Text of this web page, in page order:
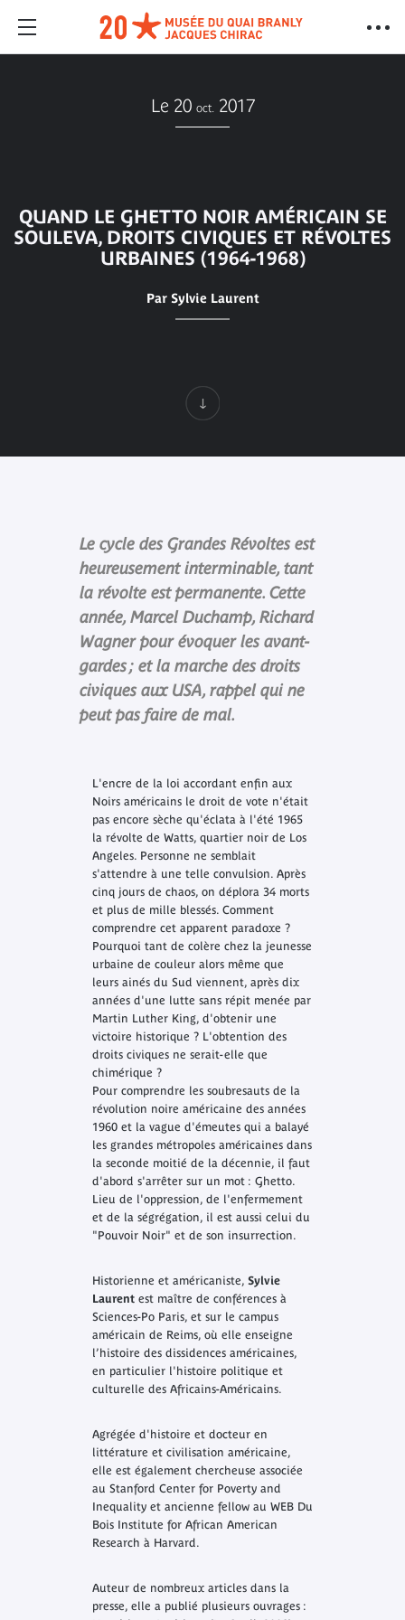
Le 20 oct. 2017
QUAND LE GHETTO NOIR AMÉRICAIN SE
SOULEVA, DROITS CIVIQUES ET RÉVOLTES
URBAINES (1964-1968)
Par Sylvie Laurent
Le cycle des Grandes Révoltes est
heureusement interminable, tant
la révolte est permanente. Cette
année, Marcel Duchamp, Richard
Wagner pour évoquer les avant-
gardes ; et la marche des droits
civiques aux USA, rappel qui ne
peut pas faire de mal.
L'encre de la loi accordant enfin aux
Noirs américains le droit de vote n'était
pas encore sèche qu'éclata à l'été 1965
la révolte de Watts, quartier noir de Los
Angeles. Personne ne semblait
s'attendre à une telle convulsion. Après
cinq jours de chaos, on déplora 34 morts
et plus de mille blessés. Comment
comprendre cet apparent paradoxe ?
Pourquoi tant de colère chez la jeunesse
urbaine de couleur alors même que
leurs ainés du Sud viennent, après dix
années d'une lutte sans répit menée par
Martin Luther King, d'obtenir une
victoire historique ? L'obtention des
droits civiques ne serait-elle que
chimérique ?
Pour comprendre les soubresauts de la
révolution noire américaine des années
1960 et la vague d'émeutes qui a balayé
les grandes métropoles américaines dans
la seconde moitié de la décennie, il faut
d'abord s'arrêter sur un mot : Ghetto.
Lieu de l'oppression, de l'enfermement
et de la ségrégation, il est aussi celui du
"Pouvoir Noir" et de son insurrection.
Historienne et américaniste, Sylvie
Laurentest maître de conférences à
Sciences-Po Paris, et sur le campus
américain de Reims, où elle enseigne
l’histoire des dissidences américaines,
en particulier l'histoire politique et
culturelle des Africains-Américains.
Agrégée d'histoire et docteur en
littérature et civilisation américaine,
elle est également chercheuse associée
au Stanford Center for Poverty and
Inequality et ancienne fellow au WEB Du
Bois Institute for African American
Research à Harvard.
Auteur de nombreux articles dans la
presse, elle a publié plusieurs ouvrages :